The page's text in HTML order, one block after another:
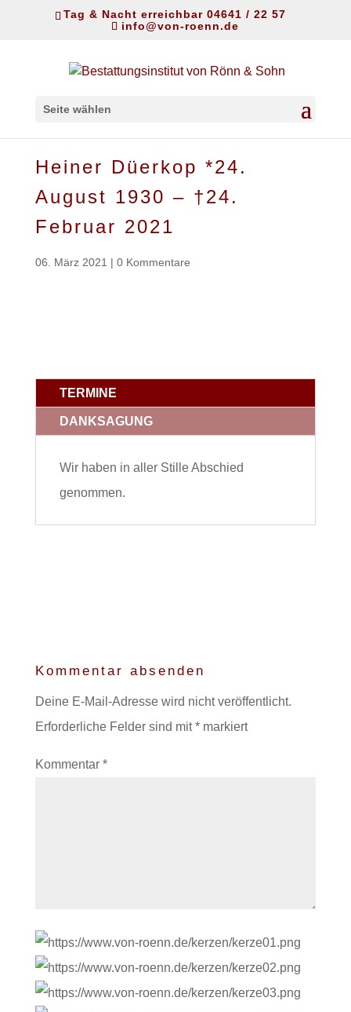
Tag & Nacht erreichbar 04641 / 22 57
info@von-roenn.de
Seite wählen
Heiner Düerkop *24.
August 1930 – †24.
Februar 2021
06. März 2021 | 0 Kommentare
TERMINE
DANKSAGUNG
Wir haben in aller Stille Abschied
genommen.
Kommentar absenden
Deine E-Mail-Adresse wird nicht veröffentlicht.
Erforderliche Felder sind mit*markiert
Kommentar *